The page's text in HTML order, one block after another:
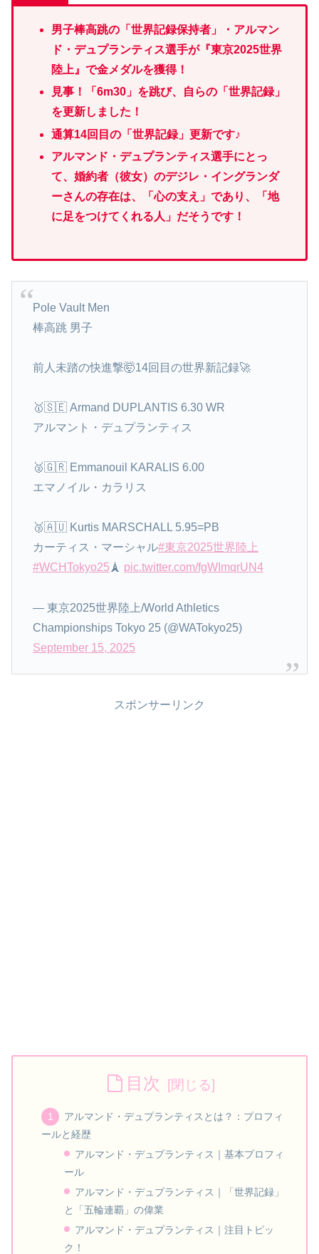
男子棒高跳の「世界記録保持者」・アルマン
ド・デュプランティス選手が『東京2025世界
陸上』で金メダルを獲得！
見事！「6m30」を跳び、自らの「世界記録」
を更新しました！
通算14回目の「世界記録」更新です♪
アルマンド・デュプランティス選手にとっ
て、婚約者（彼女）のデジレ・イングランダ
ーさんの存在は、「心の支え」であり、「地
に足をつけてくれる人」だそうです！
Pole Vault Men
棒高跳 男子
前人未踏の快進撃🤯14回目の世界新記録🚀
🥇🇸🇪 Armand DUPLANTIS 6.30 WR
アルマント・デュプランティス
🥈🇬🇷 Emmanouil KARALIS 6.00
エマノイル・カラリス
🥉🇦🇺 Kurtis MARSCHALL 5.95=PB
カーティス・マーシャル#東京2025世界陸上
#WCHTokyo25 🗼 pic.twitter.com/fgWImqrUN4
— 東京2025世界陸上/World Athletics
Championships Tokyo 25 (@WATokyo25)
September 15, 2025
スポンサーリンク
目次
アルマンド・デュプランティスとは？：プロフィ
ールと経歴
アルマンド・デュプランティス｜基本プロフィ
ール
アルマンド・デュプランティス｜「世界記録」
と「五輪連覇」の偉業
アルマンド・デュプランティス｜注目トピッ
ク！